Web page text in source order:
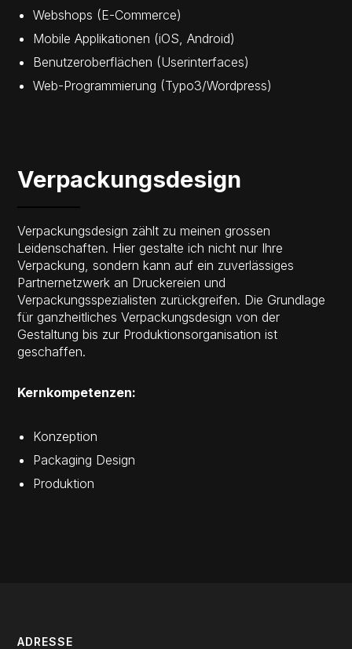
Webshops (E-Commerce)
Mobile Applikationen (iOS, Android)
Benutzeroberflächen (Userinterfaces)
Web-Programmierung (Typo3/Wordpress)
Verpackungsdesign
Verpackungsdesign zählt zu meinen grossen
Leidenschaften. Hier gestalte ich nicht nur Ihre
Verpackung, sondern kann auf ein zuverlässiges
Partnernetzwerk an Druckereien und
Verpackungsspezialisten zurückgreifen. Die Grundlage
für ganzheitliches Verpackungsdesign von der
Gestaltung bis zur Produktionsorganisation ist
geschaffen.
Kernkompetenzen:
Konzeption
Packaging Design
Produktion
ADRESSE